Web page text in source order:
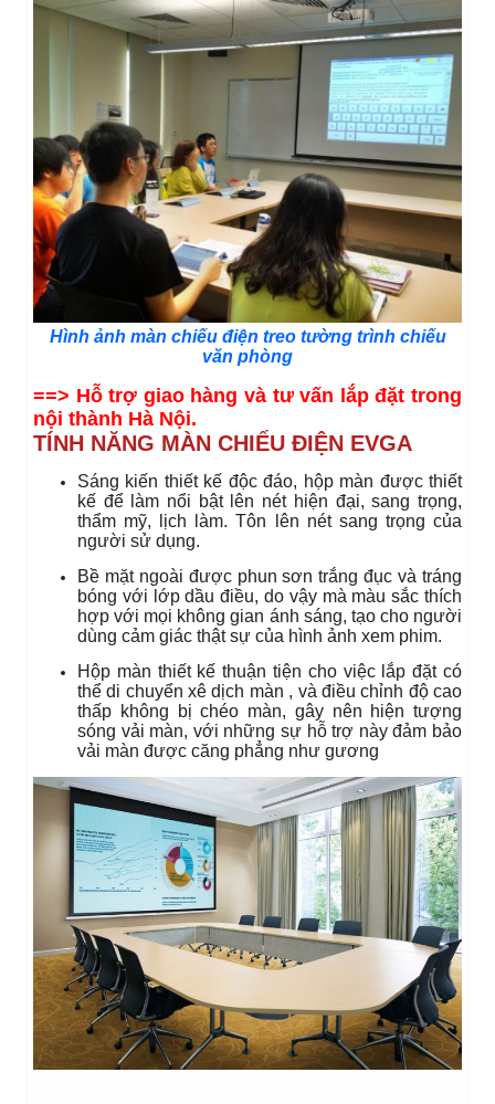
Hình ảnh màn chiếu điện treo tường trình chiếu
văn phòng
==> Hỗ trợ giao hàng và tư vấn lắp đặt trong
nội thành Hà Nội.
TÍNH NĂNG MÀN CHIẾU ĐIỆN EVGA
Sáng kiến thiết kế độc đáo, hộp màn được thiết
kế để làm nổi bật lên nét hiện đại, sang trọng,
thẩm mỹ, lịch làm. Tôn lên nét sang trọng của
người sử dụng.
Bề mặt ngoài được phun sơn trắng đục và tráng
bóng với lớp dầu điều, do vậy mà màu sắc thích
hợp với mọi không gian ánh sáng, tạo cho người
dùng cảm giác thật sự của hình ảnh xem phim.
Hộp màn thiết kế thuận tiện cho việc lắp đặt có
thể di chuyển xê dịch màn , và điều chỉnh độ cao
thấp không bị chéo màn, gây nên hiện tượng
sóng vải màn, với những sự hỗ trợ này đảm bảo
vải màn được căng phẳng như gương